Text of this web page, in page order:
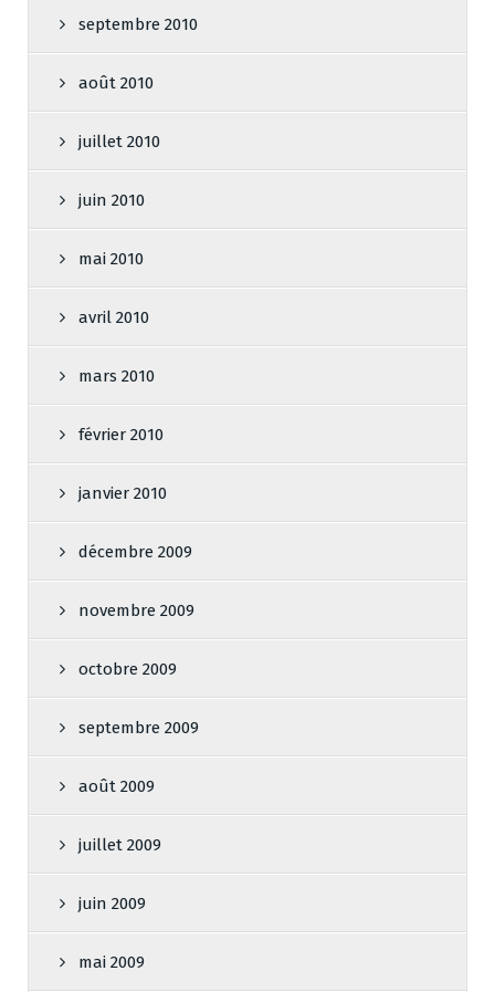
septembre 2010
août 2010
juillet 2010
juin 2010
mai 2010
avril 2010
mars 2010
février 2010
janvier 2010
décembre 2009
novembre 2009
octobre 2009
septembre 2009
août 2009
juillet 2009
juin 2009
mai 2009